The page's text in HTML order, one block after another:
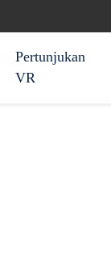
Pertunjukan
VR